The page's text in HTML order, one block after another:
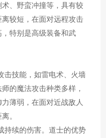
、野蛮冲撞等，具有较
较短，在面对远程攻击
特别是高级装备和武
技能，如雷电术、火墙
的魔法攻击种类多样，
薄弱，在面对近战敌人
。
续的伤害。道士的优势